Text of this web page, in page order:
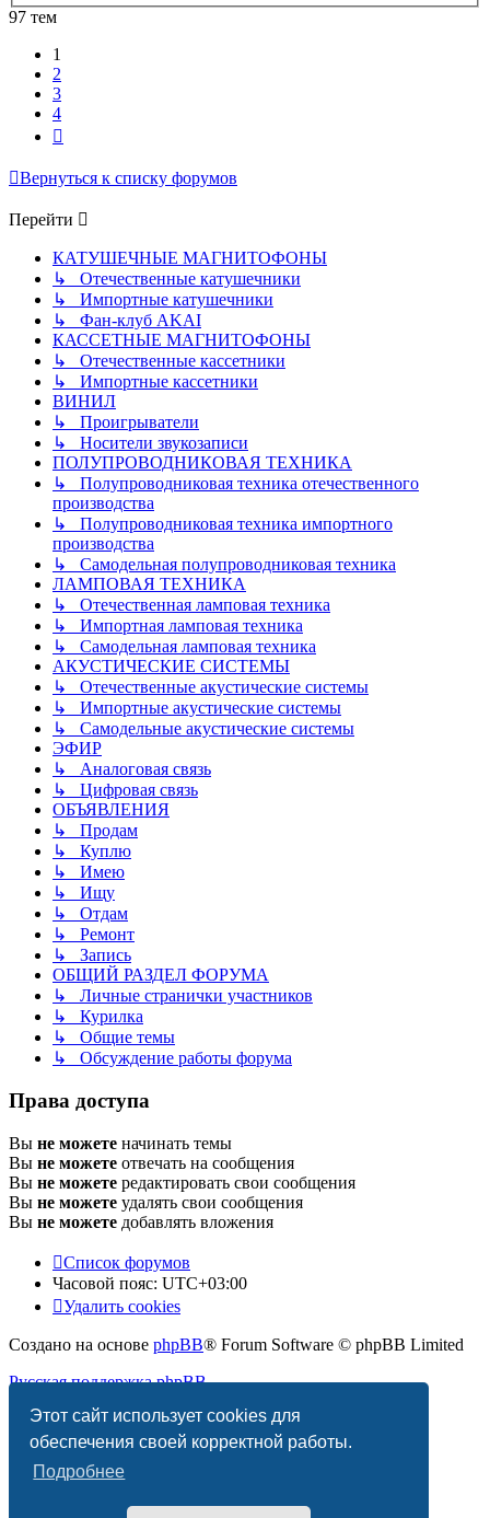
Этот сайт использует cookies для
обеспечения своей корректной работы.
Подробнее
97 тем
1
2
3
4
Вернуться к списку форумов
Перейти
КАТУШЕЧНЫЕ МАГНИТОФОНЫ
↳ Отечественные катушечники
↳ Импортные катушечники
↳ Фан-клуб AKAI
КАССЕТНЫЕ МАГНИТОФОНЫ
↳ Отечественные кассетники
↳ Импортные кассетники
ВИНИЛ
↳ Проигрыватели
↳ Носители звукозаписи
ПОЛУПРОВОДНИКОВАЯ ТЕХНИКА
↳ Полупроводниковая техника отечественного
производства
↳ Полупроводниковая техника импортного
производства
↳ Самодельная полупроводниковая техника
ЛАМПОВАЯ ТЕХНИКА
↳ Отечественная ламповая техника
↳ Импортная ламповая техника
↳ Самодельная ламповая техника
АКУСТИЧЕСКИЕ СИСТЕМЫ
↳ Отечественные акустические системы
↳ Импортные акустические системы
↳ Самодельные акустические системы
ЭФИР
↳ Аналоговая связь
↳ Цифровая связь
ОБЪЯВЛЕНИЯ
↳ Продам
↳ Куплю
↳ Имею
↳ Ищу
↳ Отдам
↳ Ремонт
↳ Запись
ОБЩИЙ РАЗДЕЛ ФОРУМА
↳ Личные странички участников
↳ Курилка
↳ Общие темы
↳ Обсуждение работы форума
Права доступа
Вы не можете начинать темы
Вы не можете отвечать на сообщения
Вы не можете редактировать свои сообщения
Вы не можете удалять свои сообщения
Вы не можете добавлять вложения
Список форумов
Часовой пояс: UTC+03:00
Удалить cookies
Создано на основе phpBB® Forum Software © phpBB Limited
Русская поддержка phpBB
Конфиденциальность |Правила